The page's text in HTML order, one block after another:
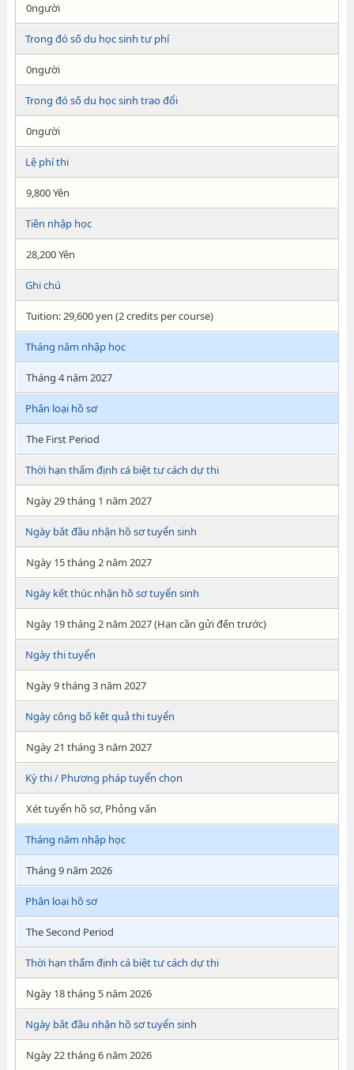
0người
Trong đó số du học sinh tư phí
0người
Trong đó số du học sinh trao đổi
0người
Lệ phí thi
9,800 Yên
Tiền nhập học
28,200 Yên
Ghi chú
Tuition: 29,600 yen (2 credits per course)
Tháng năm nhập học
Tháng 4 năm 2027
Phân loại hồ sơ
The First Period
Thời hạn thẩm định cá biệt tư cách dự thi
Ngày 29 tháng 1 năm 2027
Ngày bắt đầu nhận hồ sơ tuyển sinh
Ngày 15 tháng 2 năm 2027
Ngày kết thúc nhận hồ sơ tuyển sinh
Ngày 19 tháng 2 năm 2027 (Hạn cần gửi đến trước)
Ngày thi tuyển
Ngày 9 tháng 3 năm 2027
Ngày công bố kết quả thi tuyển
Ngày 21 tháng 3 năm 2027
Kỳ thi / Phương pháp tuyển chọn
Xét tuyển hồ sơ, Phỏng vấn
Tháng năm nhập học
Tháng 9 năm 2026
Phân loại hồ sơ
The Second Period
Thời hạn thẩm định cá biệt tư cách dự thi
Ngày 18 tháng 5 năm 2026
Ngày bắt đầu nhận hồ sơ tuyển sinh
Ngày 22 tháng 6 năm 2026